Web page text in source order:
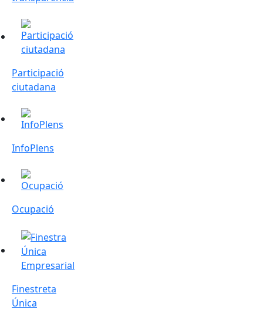
Participació ciutadana
Participació
ciutadana
InfoPlens
InfoPlens
Ocupació
Ocupació
Finestreta Única Empresarial
Finestreta
Única